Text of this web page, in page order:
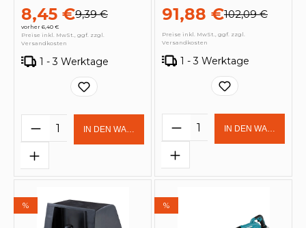
8,45 €9,39 €
vorher 6,40 €
Preise inkl. MwSt., ggf. zzgl.
Versandkosten
1 - 3 Werktage
Produkt Anzahl: Gib den
IN DEN WARENKORB
91,88 €102,09 €
Preise inkl. MwSt., ggf. zzgl.
Versandkosten
1 - 3 Werktage
Produkt Anzahl:
IN DEN
% %